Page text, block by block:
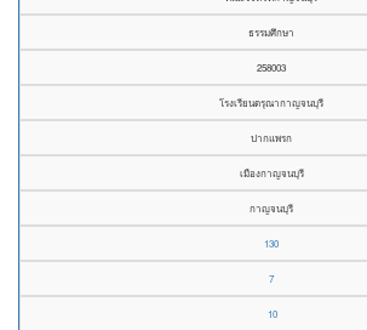
ธรรมศึกษา
258003
โรงเรียนดรุณากาญจนบุรี
ปากแพรก
เมืองกาญจนบุรี
กาญจนบุรี
130
7
10